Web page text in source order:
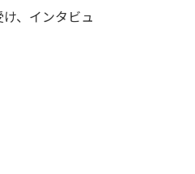
、インタビュ